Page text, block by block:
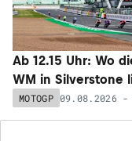
Ab 12.15 Uhr: Wo
WM in Silverstone
MOTOGP 09.08.2026 -